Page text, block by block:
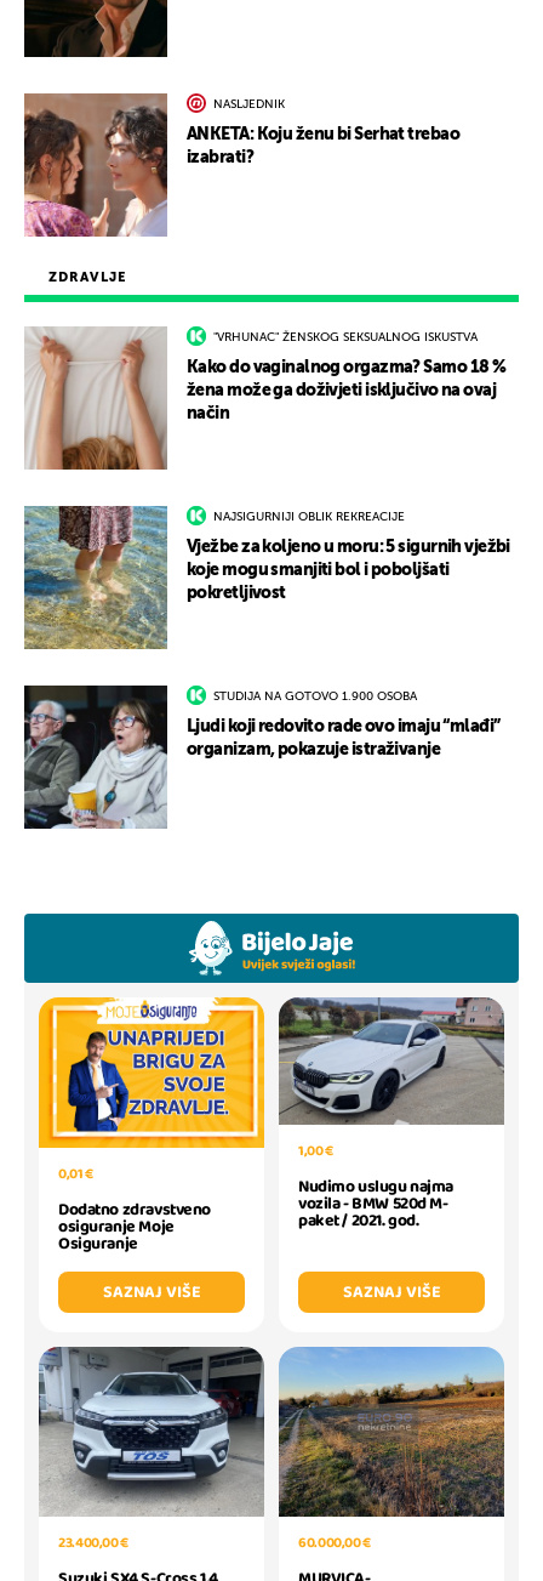
ZDRAVLJE
"VRHUNAC" ŽENSKOG SEKSUALNOG ISKUSTVA
Kako do vaginalnog orgazma? Samo 18 %
žena može ga doživjeti isključivo na ovaj
način
NAJSIGURNIJI OBLIK REKREACIJE
Vježbe za koljeno u moru: 5 sigurnih vježbi
koje mogu smanjiti bol i poboljšati
pokretljivost
STUDIJA NA GOTOVO 1.900 OSOBA
Ljudi koji redovito rade ovo imaju “mlađi”
organizam, pokazuje istraživanje
NASLJEDNIK
ANKETA: Koju ženu bi Serhat trebao
izabrati?
0,01 €
Dodatno zdravstveno
osiguranje Moje
Osiguranje
SAZNAJ VIŠE
1,00 €
Nudimo uslugu najma
vozila - BMW 520d M-
paket / 2021. god.
SAZNAJ VIŠE
23.400,00 € 60.000,00 €